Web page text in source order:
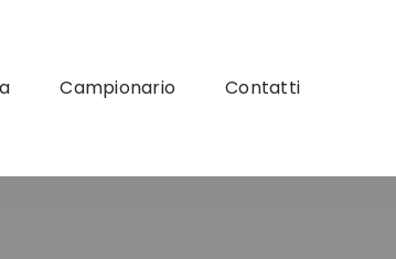
Campionario Contatti